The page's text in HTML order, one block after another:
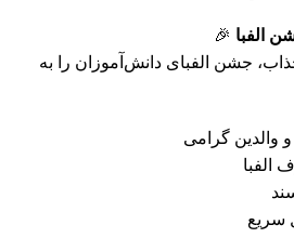
الفبا 🎉
جشن الفبای دانش‌آموزان را به
والدین گرامی
الفبا
سریع